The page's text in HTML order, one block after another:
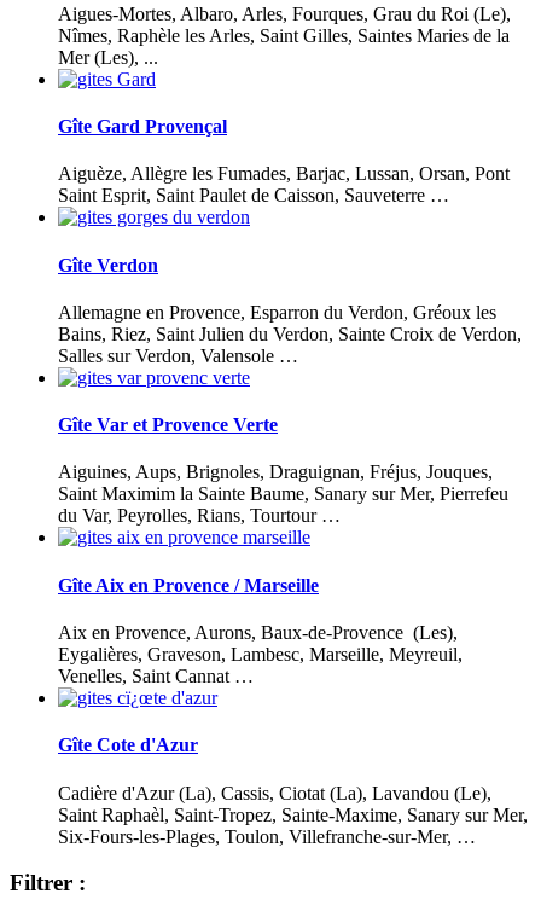
Aigues-Mortes, Albaro, Arles, Fourques, Grau du Roi (Le),
Nîmes, Raphèle les Arles, Saint Gilles, Saintes Maries de la
Mer (Les), ...
Gîte Gard Provençal
Aiguèze, Allègre les Fumades, Barjac, Lussan, Orsan, Pont
Saint Esprit, Saint Paulet de Caisson, Sauveterre …
Gîte Verdon
Allemagne en Provence, Esparron du Verdon, Gréoux les
Bains, Riez, Saint Julien du Verdon, Sainte Croix de Verdon,
Salles sur Verdon, Valensole …
Gîte Var et Provence Verte
Aiguines, Aups, Brignoles, Draguignan, Fréjus, Jouques,
Saint Maximim la Sainte Baume, Sanary sur Mer, Pierrefeu
du Var, Peyrolles, Rians, Tourtour …
Gîte Aix en Provence / Marseille
Aix en Provence, Aurons, Baux-de-Provence (Les),
Eygalières, Graveson, Lambesc, Marseille, Meyreuil,
Venelles, Saint Cannat …
Gîte Cote d'Azur
Cadière d'Azur (La), Cassis, Ciotat (La), Lavandou (Le),
Saint Raphaèl, Saint-Tropez, Sainte-Maxime, Sanary sur Mer,
Six-Fours-les-Plages, Toulon, Villefranche-sur-Mer, …
Filtrer :